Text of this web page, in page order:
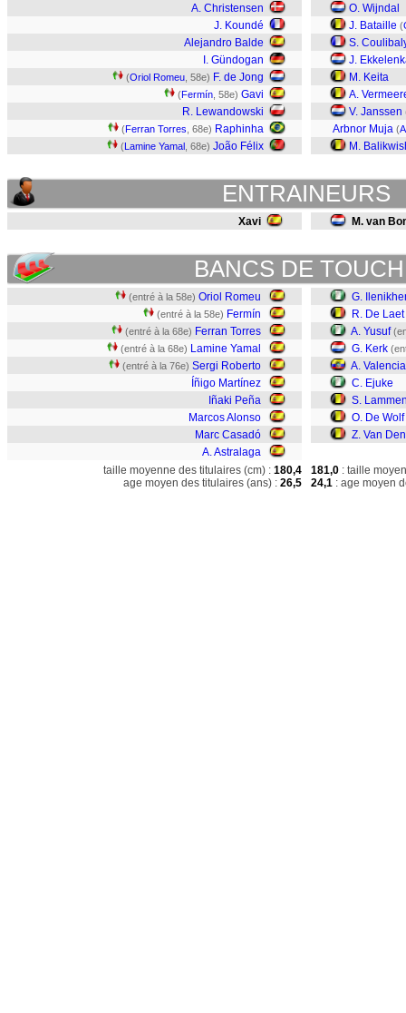
A. Christensen
J. Koundé
Alejandro Balde
I. Gündogan
(Oriol Romeu , 58e) F. de Jong
(Fermín , 58e) Gavi
R. Lewandowski
(Ferran Torres , 68e) Raphinha
(Lamine Yamal , 68e) João Félix
O. Wijndal
J. Bataille (
S.
J.
M. Keita
A.
V. Janssen
Arbnor Muja (
M.
ENTRAINEURS
Xavi M. van
BANCS DE
(entré à la 58e) Oriol Romeu
(entré à la 58e) Fermín
(entré à la 68e) Ferran Torres
(entré à la 68e) Lamine Yamal
(entré à la 76e) Sergi Roberto
Íñigo Martínez
Iñaki Peña
Marcos Alonso
Marc Casadó
A. Astralaga
G.
R. De Laet
A. Yusuf
G. Kerk
A. Valencia
C. Ejuke
S.
O. De Wolf
Z. Van
taille moyenne des titulaires (cm) : 180,4
age moyen des titulaires (ans) : 26,5
181,0 : taille
24,1 : age moyen